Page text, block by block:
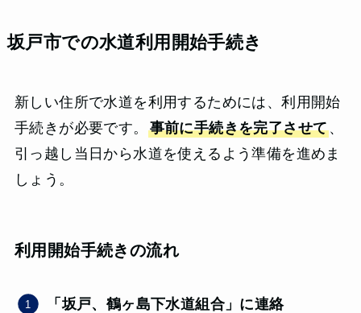
坂戸市での水道利用開始手続き
新しい住所で水道を利用するためには、利用開始
手続きが必要です。 事前に手続きを完了させて、
引っ越し当日から水道を使えるよう準備を進めま
しょう。
利用開始手続きの流れ
「坂戸、鶴ヶ島下水道組合」に連絡